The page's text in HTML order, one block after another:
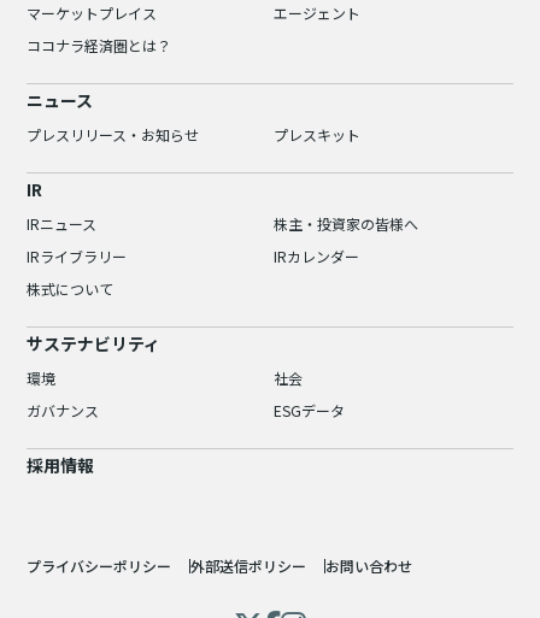
マーケットプレイス
エージェント
ココナラ経済圏とは？
ニュース
プレスリリース・お知らせ プレスキット
IR
IRニュース
株主・投資家の皆様へ
IRライブラリー
IRカレンダー
株式について
サステナビリティ
環境
社会
ガバナンス
ESGデータ
採用情報
プライバシーポリシー 外部送信ポリシー お問い合わせ